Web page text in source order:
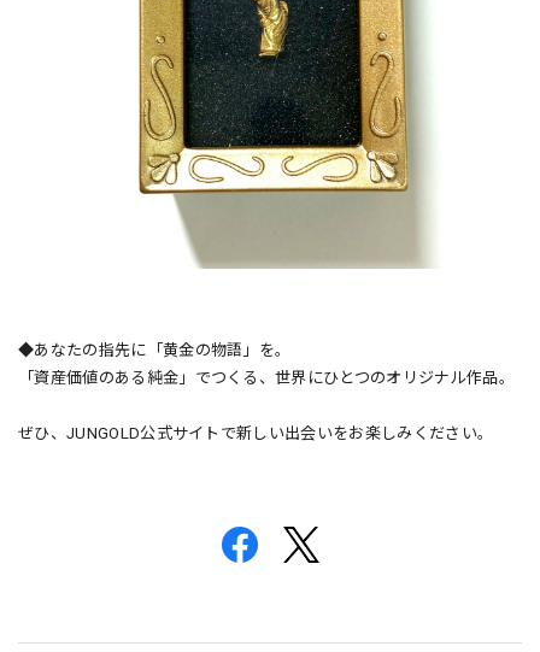
◆あなたの指先に「黄金の物語」を。
「資産価値のある純金」でつくる、世界にひとつのオリジナル作品。
ぜひ、JUNGOLD公式サイトで新しい出会いをお楽しみください。